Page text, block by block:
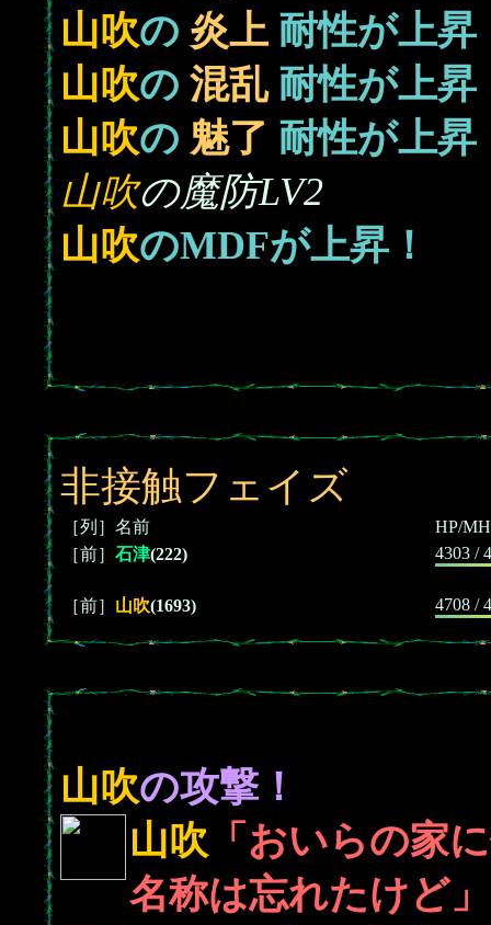
山吹の 炎上 耐性が上昇
山吹の 混乱耐性が上昇
山吹の 魅了 耐性が上昇
山吹の魔防LV2
山吹のMDFが上昇！
非接触フェイズ
［列］名前
HP/
［前］ 石津(222) 4303 /
［前］ 山吹(1693) 4708 /
山吹の攻撃！
山吹 「おいらの家
名称は忘れたけど」